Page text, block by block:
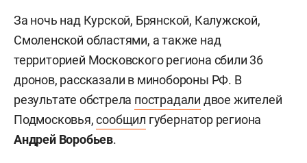
За ночь над Курской, Брянской, Калужской,
Смоленской областями, а также над
территорией Московского региона сбили 36
дронов, рассказали в минобороны РФ. В
результате обстрела пострадали двое жителей
Подмосковья,сообщил губернатор региона
Андрей Воробьев.